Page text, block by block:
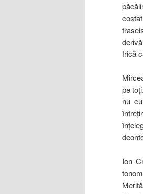
frică
pe
nu
Ion